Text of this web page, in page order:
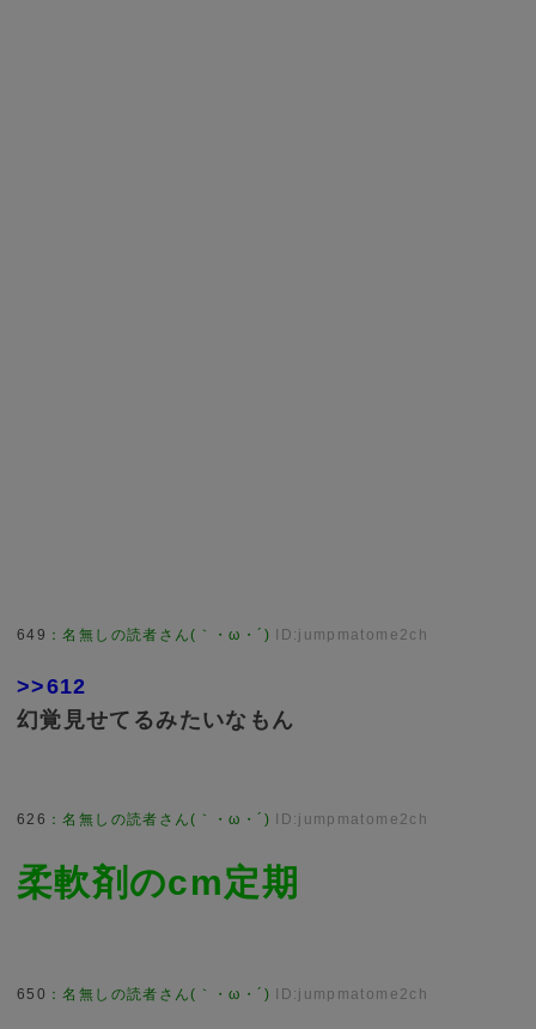
649 ：名無しの読者さん(｀・ω・´) ID:jumpmatome2ch
>>612
幻覚見せてるみたいなもん
626 ：名無しの読者さん(｀・ω・´) ID:jumpmatome2ch
柔軟剤のcm定期
650 ：名無しの読者さん(｀・ω・´) ID:jumpmatome2ch